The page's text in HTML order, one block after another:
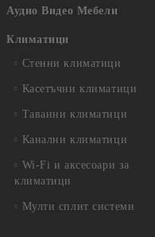
Аудио Видео Мебели
Климатици
Стенни климатици
Касетъчни климатици
Таванни климатици
Канални климатици
Wi-Fi и аксесоари за
климатици
Мулти сплит системи